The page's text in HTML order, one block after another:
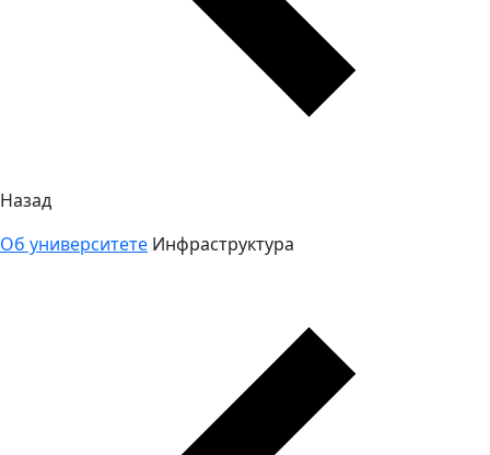
Назад
Об университете Инфраструктура